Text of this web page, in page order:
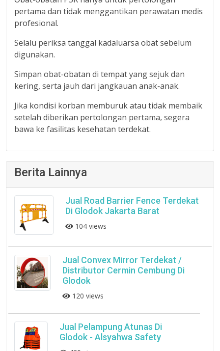
pertama dan tidak menggantikan perawatan medis
profesional.
Selalu periksa tanggal kadaluarsa obat sebelum
digunakan.
Simpan obat-obatan di tempat yang sejuk dan
kering, serta jauh dari jangkauan anak-anak.
Jika kondisi korban memburuk atau tidak membaik
setelah diberikan pertolongan pertama, segera
bawa ke fasilitas kesehatan terdekat.
Berita Lainnya
Jual Road Barrier Fence Terdekat
Di Glodok Jakarta Barat
104 views
Jual Convex Mirror Terdekat /
Distributor Cermin Cembung Di
Glodok
120 views
Jual Pelampung Atunas Di
Glodok - Alsyahwa Safety